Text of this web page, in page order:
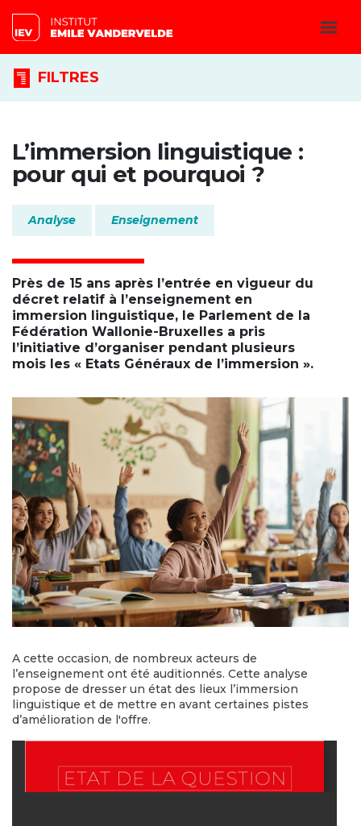
FILTRES
L’immersion linguistique :
pour qui et pourquoi ?
Analyse Enseignement
Près de 15 ans après l’entrée en vigueur du
décret relatif à l’enseignement en
immersion linguistique, le Parlement de la
Fédération Wallonie-Bruxelles a pris
l’initiative d’organiser pendant plusieurs
mois les « Etats Généraux de l’immersion ».
A cette occasion, de nombreux acteurs de
l’enseignement ont été auditionnés. Cette analyse
propose de dresser un état des lieux l’immersion
linguistique et de mettre en avant certaines pistes
d’amélioration de l'offre.